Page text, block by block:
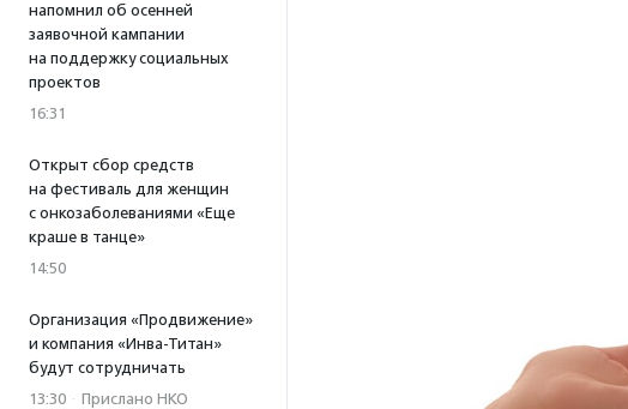
напомнил об осенней
заявочной кампании
на поддержку социальных
проектов
16:31
Открыт сбор средств
на фестиваль для женщин
с онкозаболеваниями «Еще
краше в танце»
14:50
Организация «Продвижение»
и компания «Инва-Титан»
будут сотрудничать
13:30 · Прислано НКО